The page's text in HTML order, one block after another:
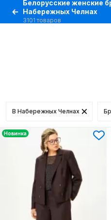
Белорусские женские
Набережных Челнах
3101 товаров
В Набережных Челнах
Новинка